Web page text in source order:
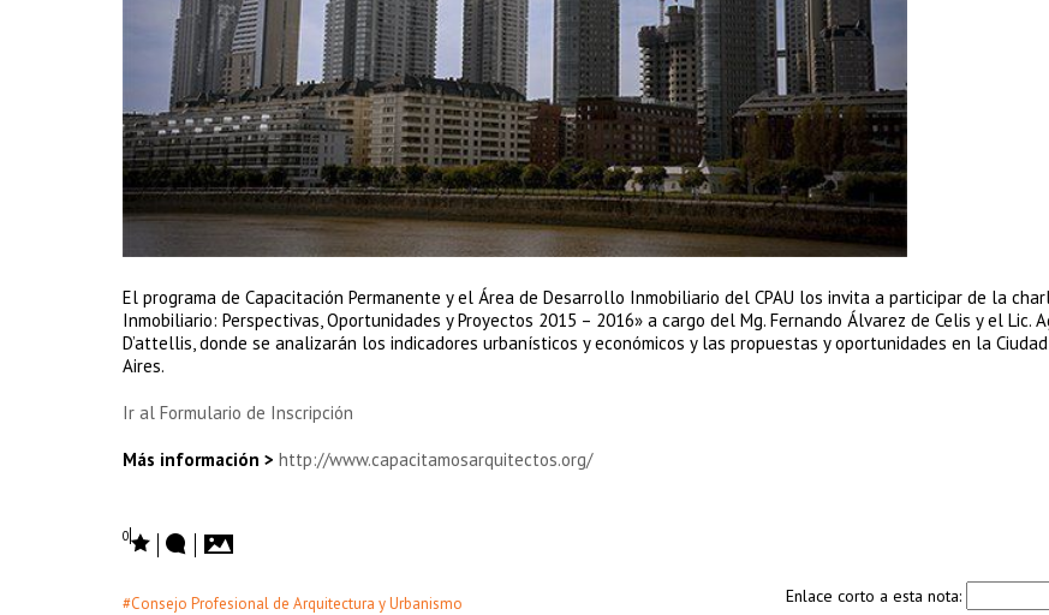
El programa de Capacitación Permanente y el Área de Desarrollo Inmobiliario del CPAU los invita a participar de la
Inmobiliario: Perspectivas, Oportunidades y Proyectos 2015 – 2016» a cargo del Mg. Fernando Álvarez de Celis y el Lic.
D’attellis, donde se analizarán los indicadores urbanísticos y económicos y las propuestas y oportunidades en la
Aires.
Ir al Formulario de Inscripción
Más información > http://www.capacitamosarquitectos.org/
0
#Consejo Profesional de Arquitectura y Urbanismo Enlace corto a esta nota: